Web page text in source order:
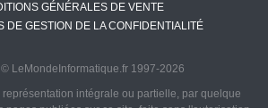
GÉNÉRALES DE VENTE
DE GESTION DE LA CONFIDENTIALITÉ
LeMondeInformatique.fr 1997-2026
intégrale ou partielle, par quelque